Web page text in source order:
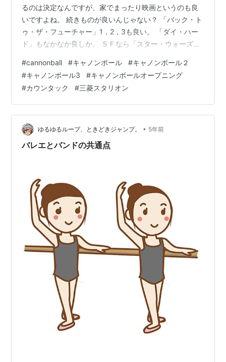
るのは決定なんですが、家でまったり映画というのも良
いですよね。 続きものが良いんじゃない？ 「バック・ト
ゥ・ザ・フューチャー」1，2，3も良い。 「ダイ・ハー
ド」もなかなか良しか。 ＳＦなら「スター・ウォーズ」
が、やはりグダグダなストーリーですが、80年代の古き
良き時代を思い出させてくれる「キャノンボール」が良
いかも。 サミーデイビスJr.の喋りがこの後の「ビバリー
ヒルズ・コップ」のエディ・マーフィーが出てきたのも
わかる気がする。 個人的には007だったロジャー・ムー
アが好きかも。 www…
#cannonball #キャノンボール #キャノンボール２
#キャノンボール3 #キャノンボールオープニング
#カウンタック #三菱スタリオン
ゆるゆるループ、ときどきジャンプ。 • 5年前
バレエとバンドの共通点